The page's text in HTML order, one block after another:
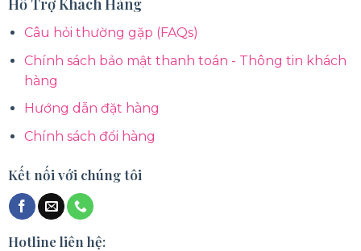
Hổ Trợ Khách Hàng
Câu hỏi thường gặp (FAQs)
Chính sách bảo mật thanh toán - Thông tin khách
hàng
Hướng dẫn đặt hàng
Chính sách đổi hàng
Kết nối với chúng tôi
Hotline liên hệ: